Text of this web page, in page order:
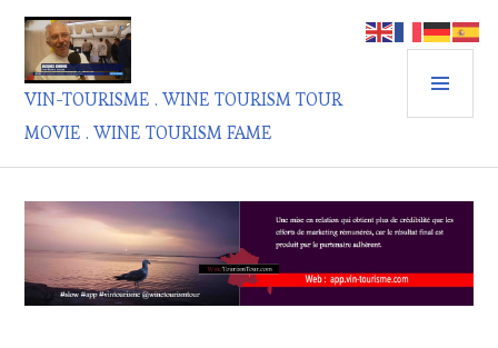
Aller
contenu
principal
VIN-TOURISME . WINE TOURISM TOUR
MOVIE . WINE TOURISM FAME